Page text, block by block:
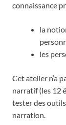
connaissance
la
les
Cet atelier n’a
narratif (les 12
tester des
narration.